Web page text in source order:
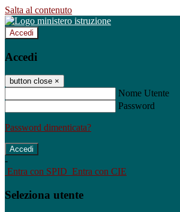
Salta al contenuto
Accedi
Accedi
button close ×
Nome Utente
Password
Password dimenticata?
-
Entra con SPID Entra con CIE
Seleziona utente